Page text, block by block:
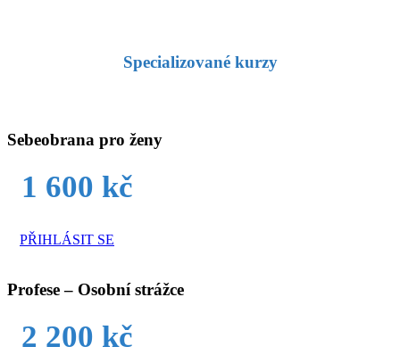
Specializované kurzy
Sebeobrana pro ženy
1 600 kč
PŘIHLÁSIT SE
Profese – Osobní strážce
2 200 kč